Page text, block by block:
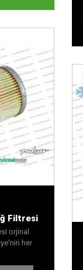
Filtresi
orjinal
her